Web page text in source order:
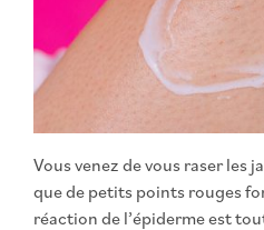
Vous venez de vous raser les
que de petits points rouges
réaction de l’épiderme est